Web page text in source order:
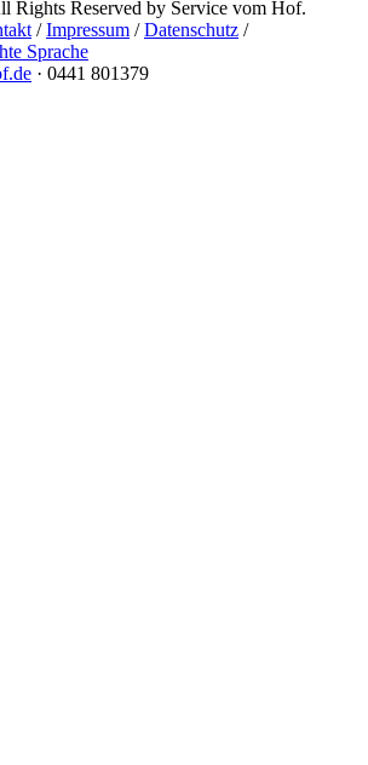
Rights Reserved by Service vom Hof.
/Impressum /Datenschutz /
Sprache
· 0441 801379